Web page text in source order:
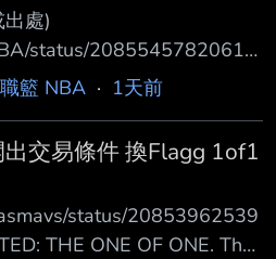
處)
status/20855457820615
Leonard reportedly had a
maker, per
報導，Kawhi
隊計分板製造商有一項隱藏
元的「贊
籃 NBA · 1天前
交易條件 換Flagg 1of1
status/20853962539
THE ONE OF ONE. The